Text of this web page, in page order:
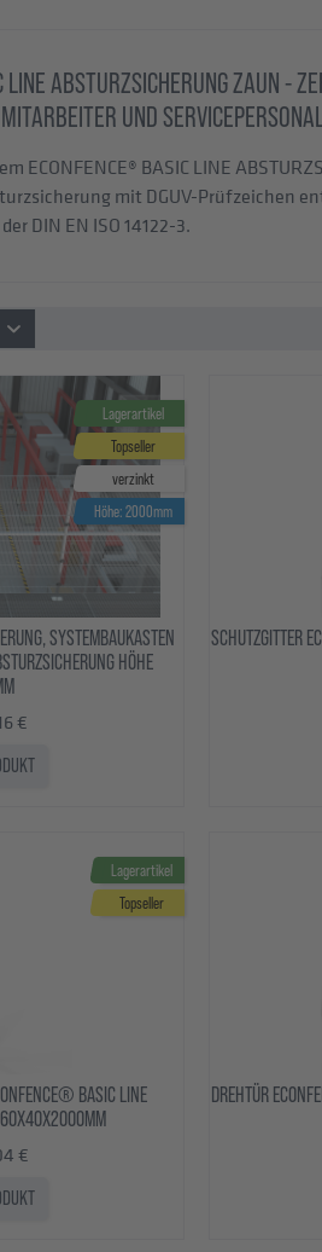
ABSTURZSICHERUNG ZAUN -
UND
ECONFENCE® BASIC LINE
mit DGUV-Prüfzeichen
DIN EN ISO 14122-3.
Lagerartikel
Topseller
verzinkt
Höhe: 2000mm
SYSTEMBAUKASTEN
HÖHE
€
SCHUTZGITTER
Lagerartikel
Topseller
BASIC LINE
60X40X2000MM
€
DREHTÜR